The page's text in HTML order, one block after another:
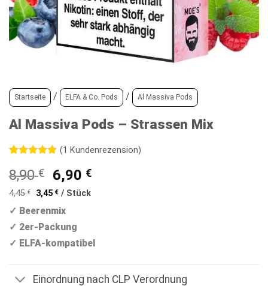
Startseite / ELFA & Co. Pods / Al Massiva Pods
Al Massiva Pods – Strassen Mix
mit5von
5, basierend
auf
(1 Kundenrezension)
8,90€
Ursprünglicher
Preis
war:
8,90 €
6,90 €Aktueller
4,45€ 3,45€ / Stück
✓ Beerenmix
✓ 2er-Packung
✓ ELFA-kompatibel
Einordnung nach CLP Verordnung